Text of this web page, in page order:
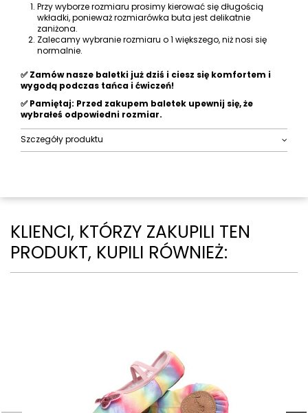
Przy wyborze rozmiaru prosimy kierować się długością
wkładki, ponieważ rozmiarówka buta jest delikatnie
zaniżona.
Zalecamy wybranie rozmiaru o 1 większego, niż nosi się
normalnie.
✅ Zamów nasze baletki już dziś i ciesz się komfortem i
wygodą podczas tańca i ćwiczeń!
✅ Pamiętaj: Przed zakupem baletek upewnij się, że
wybrałeś odpowiedni rozmiar.
Szczegóły produktu
KLIENCI, KTÓRZY ZAKUPILI TEN
PRODUKT, KUPILI RÓWNIEŻ: